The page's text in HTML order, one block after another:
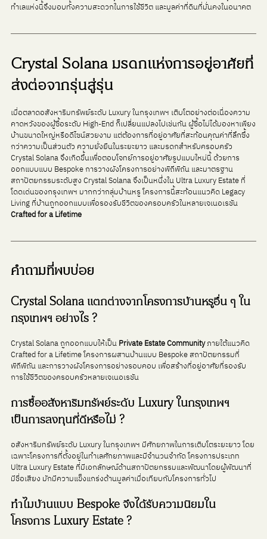
ทำเลแห่งนี้จึงมอบทั้งความสะดวกในการใช้ชีวิต และมูลค่าที่ดินที่มั่นคงในอนาคต
Crystal Solana มรดกแห่งการอยู่อาศัยที่
ส่งต่อจากรุ่นสู่รุ่น
เมื่อตลาดอสังหาริมทรัพย์ระดับ Luxury ในกรุงเทพฯ เติบโตอย่างต่อเนื่องความ
คาดหวังของผู้ซื้อระดับ High-End ก็เปลี่ยนแปลงไปเช่นกัน ผู้ซื้อไม่ได้มองหาเพียง
บ้านขนาดใหญ่หรือดีไซน์สวยงาม แต่ต้องการที่อยู่อาศัยที่สะท้อนคุณค่าที่ลึกซึ้ง
กว่าความเป็นส่วนตัว ความยั่งยืนในระยะยาว และมรดกสำหรับครอบครัว
Crystal Solana จึงเกิดขึ้นเพื่อตอบโจทย์การอยู่อาศัยรูปแบบใหม่นี้ ด้วยการ
ออกแบบแบบ Bespoke การวางผังโครงการอย่างพิถีพิถัน และมาตรฐาน
สถาปัตยกรรมระดับสูง Crystal Solana จึงเป็นหนึ่งใน Ultra Luxury Estate ที่
โดดเด่นของกรุงเทพฯ มากกว่ากลุ่มบ้านหรู โครงการนี้สะท้อนแนวคิด Legacy
Living ที่บ้านถูกออกแบบเพื่อรองรับชีวิตของครอบครัวในหลายเจเนอเรชัน
Crafted for a Lifetime
คำถามที่พบบ่อย
Crystal Solana แตกต่างจากโครงการบ้านหรูอื่น ๆ ใน
กรุงเทพฯ อย่างไร ?
Crystal Solana ถูกออกแบบให้เป็น Private Estate Community ภายใต้แนวคิด
Crafted for a Lifetime โครงการผสานบ้านแบบ Bespoke สถาปัตยกรรมที่
พิถีพิถัน และการวางผังโครงการอย่างรอบคอบ เพื่อสร้างที่อยู่อาศัยที่รองรับ
การใช้ชีวิตของครอบครัวหลายเจเนอเรชัน
การซื้ออสังหาริมทรัพย์ระดับ Luxury ในกรุงเทพฯ
เป็นการลงทุนที่ดีหรือไม่ ?
อสังหาริมทรัพย์ระดับ Luxury ในกรุงเทพฯ มีศักยภาพในการเติบโตระยะยาว โดย
เฉพาะโครงการที่ตั้งอยู่ในทำเลศักยภาพและมีจำนวนจำกัด โครงการประเภท
Ultra Luxury Estate ที่มีเอกลักษณ์ด้านสถาปัตยกรรมและพัฒนาโดยผู้พัฒนาที่
มีชื่อเสียง มักมีความแข็งแกร่งด้านมูลค่าเมื่อเทียบกับโครงการทั่วไป
ทำไมบ้านแบบ Bespoke จึงได้รับความนิยมใน
โครงการ Luxury Estate ?